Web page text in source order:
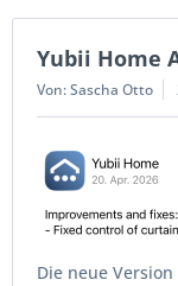
Yubii Home
Von: Sascha Otto
Die neue